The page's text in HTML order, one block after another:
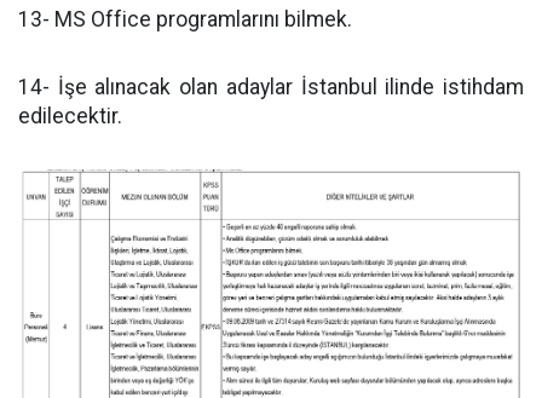
13- MS Office programlarını bilmek.
14- İşe alınacak olan adaylar İstanbul ilinde istihdam
edilecektir.